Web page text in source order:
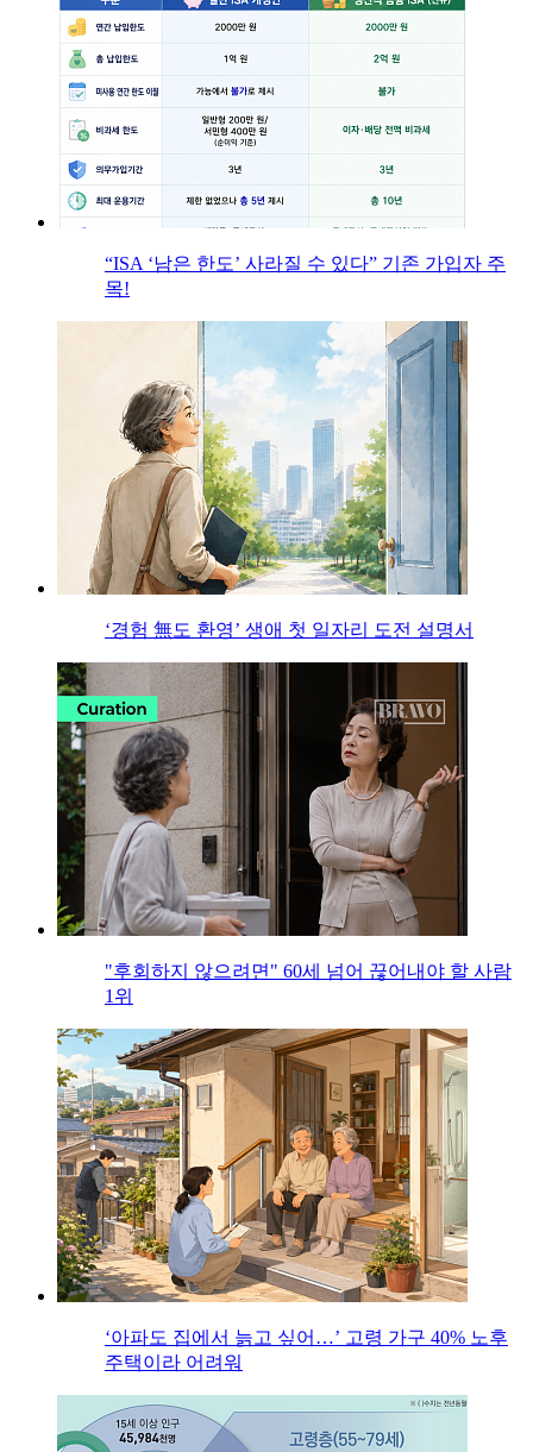
“ISA ‘남은 한도’ 사라질 수 있다” 기존 가입자 주
목!
‘경험 無도 환영’ 생애 첫 일자리 도전 설명서
"후회하지 않으려면" 60세 넘어 끊어내야 할 사람
1위
‘아파도 집에서 늙고 싶어…’ 고령 가구 40% 노후
주택이라 어려워